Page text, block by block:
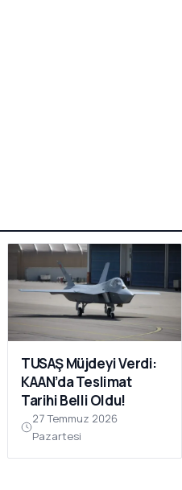
TUSAŞ Müjdeyi Verdi:
KAAN’da Teslimat
Tarihi Belli Oldu!
27 Temmuz 2026
Pazartesi